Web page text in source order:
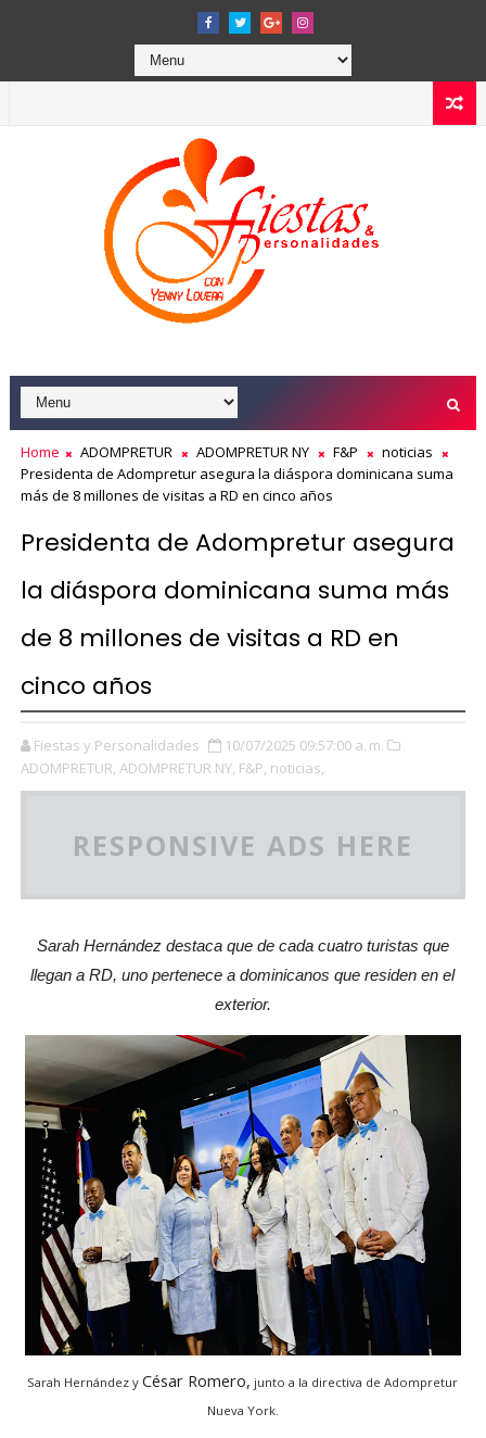
Home ADOMPRETUR ADOMPRETUR NY F&P
noticias
Presidenta de Adompretur asegura la diáspora dominicana suma
más de 8 millones de visitas a RD en cinco años
Presidenta de Adompretur asegura
la diáspora dominicana suma más
de 8 millones de visitas a RD en
cinco años
Fiestas y Personalidades
10/07/2025 09:57:00 a. m.
ADOMPRETUR, ADOMPRETUR NY, F&P, noticias,
RESPONSIVE ADS HERE
Sarah Hernández destaca que de cada cuatro turistas que
llegan a RD, uno pertenece a dominicanos que residen en el
exterior.
Sarah Hernández yCésar Romero, junto a la directiva de Adompretur
Nueva York.